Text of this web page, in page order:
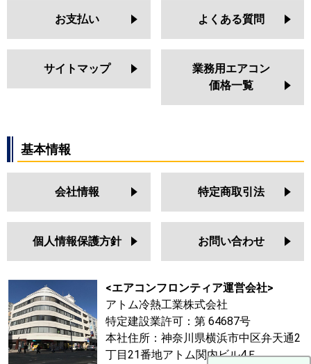
お支払い よくある質問
サイトマップ
業務用エアコン
価格一覧
基本情報
会社情報 特定商取引法
個人情報保護方針 お問い合わせ
<エアコンフロンティア運営会社>
アトム冷熱工業株式会社
特定建設業許可：第 64687号
本社住所：神奈川県横浜市中区弁天通2
丁目21番地アトム関内ビル4Ｆ